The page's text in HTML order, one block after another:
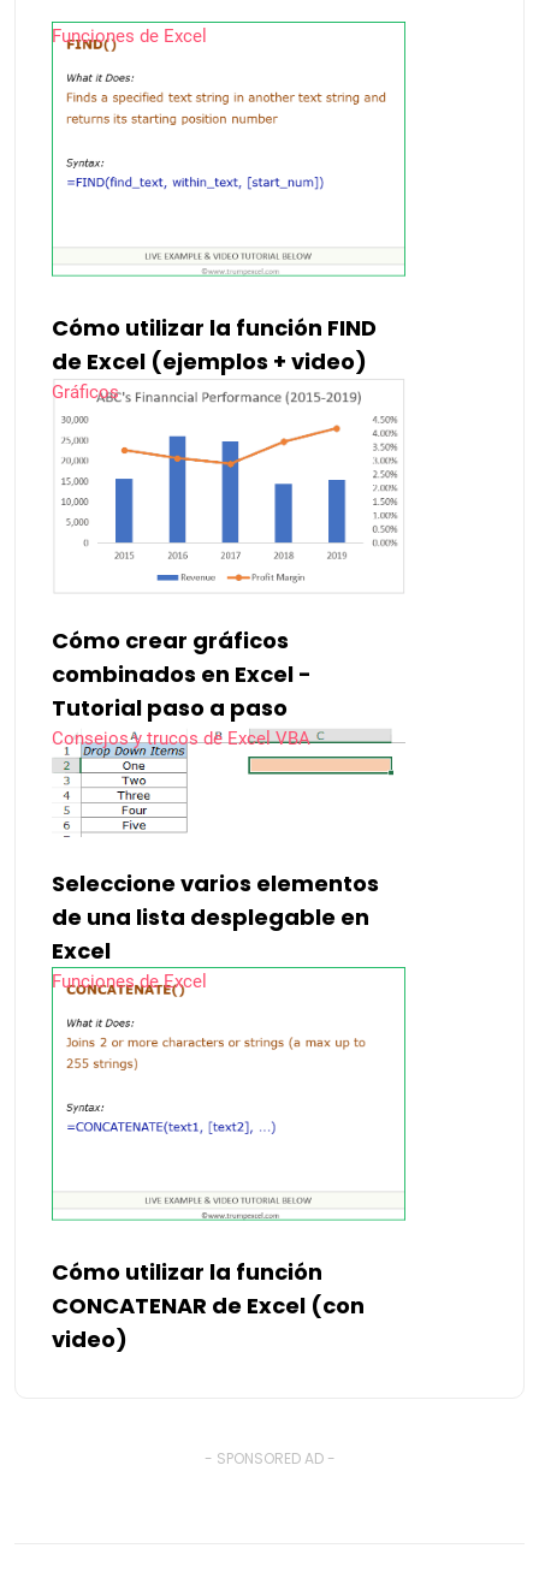
Funciones de Excel
Cómo utilizar la función FIND
de Excel (ejemplos + video)
Gráficos
Cómo crear gráficos
combinados en Excel -
Tutorial paso a paso
Consejos y trucos de Excel VBA
Seleccione varios elementos
de una lista desplegable en
Excel
Funciones de Excel
Cómo utilizar la función
CONCATENAR de Excel (con
video)
- SPONSORED AD -